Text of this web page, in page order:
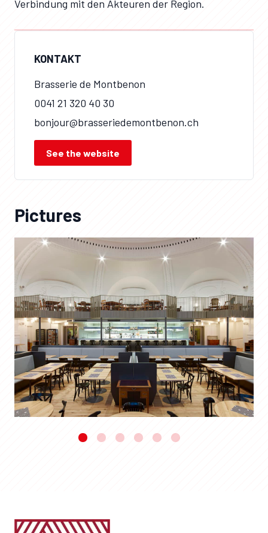
KONTAKT
Brasserie de Montbenon
0041 21 320 40 30
bonjour@brasseriedemontbenon.ch
See the website
Verbindung mit den Akteuren der Region.
Pictures